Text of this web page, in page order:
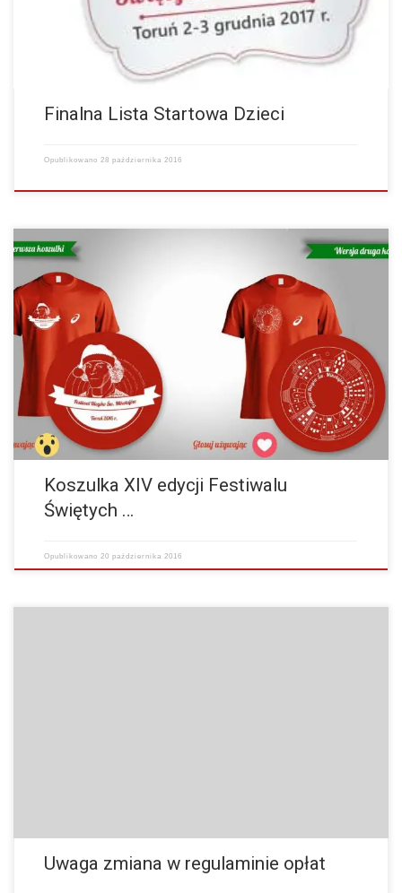
Finalna Lista Startowa Dzieci
Opublikowano 28 października 2016
Prezentujemy dwie wersje koszulek Biegu Świętych Mikołajów. Poprzez
naszego facebooka możecie wybrać logo na koszulkę, zapraszamy do
głosowania. …więcej
Koszulka XIV edycji Festiwalu
Świętych …
Opublikowano20 października 2016
Uwaga zmiana w regulaminie opłat